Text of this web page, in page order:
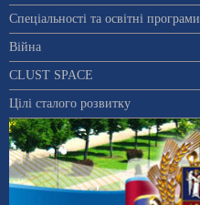
Спеціальності та освітні програми
Війна
CLUST SPACE
Цілі сталого розвитку